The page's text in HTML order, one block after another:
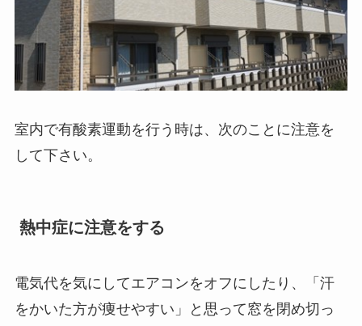
室内で有酸素運動を行う時は、次のことに注意を
して下さい。
熱中症に注意をする
電気代を気にしてエアコンをオフにしたり、「汗
をかいた方が痩せやすい」と思って窓を閉め切っ